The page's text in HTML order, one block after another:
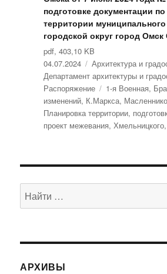
подготовке документации
территории
городской округ город
pdf, 403,10 KB
Опубликовано
04.07.2024 Рубрики
Архитектура и
Департамент архитектуры и
Распоряжение
Метки
1-я Военная,
изменений, К.Маркса,
Планировка территории,
проект межевания,Хмельницкого,
Искать:
АРХИВЫ